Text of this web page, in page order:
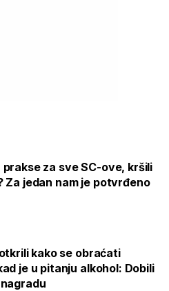
prakse za sve SC-ove, kršili
Za jedan nam je potvrđeno
kako se obraćati
je u pitanju alkohol: Dobili